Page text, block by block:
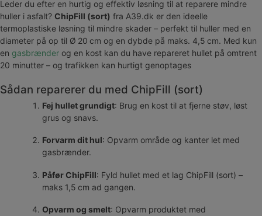
Leder du efter en hurtig og effektiv løsning til at reparere mindre
huller i asfalt? ChipFill (sort) fra A39.dk er den ideelle
termoplastiske løsning til mindre skader – perfekt til huller med en
diameter på op til Ø 20 cm og en dybde på maks. 4,5 cm. Med kun
en gasbrænder og en kost kan du have repareret hullet på omtrent
20 minutter – og trafikken kan hurtigt genoptages
Sådan reparerer du med ChipFill (sort)
Fej hullet grundigt: Brug en kost til at fjerne støv, løst
grus og snavs.
Forvarm dit hul: Opvarm område og kanter let med
gasbrænder.
Påfør ChipFill: Fyld hullet med et lag ChipFill (sort) –
maks 1,5 cm ad gangen.
Opvarm og smelt: Opvarm produktet med